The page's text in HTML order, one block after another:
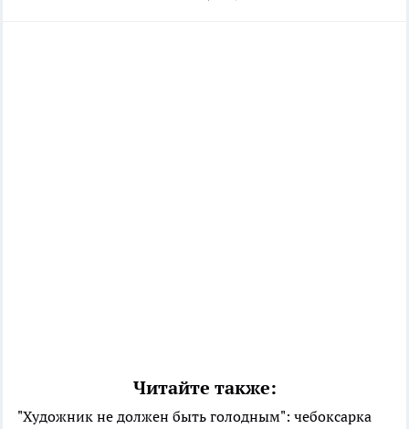
Читайте также:
"Художник не должен быть голодным": чебоксарка